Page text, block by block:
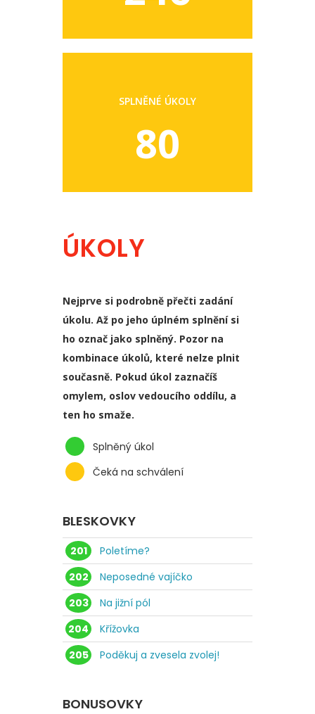
SPLNĚNÉ ÚKOLY
80
ÚKOLY
Nejprve si podrobně přečti zadání
úkolu. Až po jeho úplném splnění si
ho označ jako splněný. Pozor na
kombinace úkolů, které nelze plnit
současně. Pokud úkol zaznačíš
omylem, oslov vedoucího oddílu, a
ten ho smaže.
Splněný úkol
Čeká na schválení
BLESKOVKY
201
Poletíme?
202
Neposedné vajíčko
203
Na jižní pól
204
Křížovka
205
Poděkuj a zvesela zvolej!
BONUSOVKY